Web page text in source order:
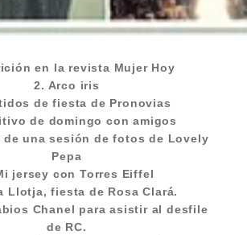
en la revista Mujer Hoy
2. Arco iris
de fiesta de Pronovias
de domingo con amigos
de una sesión de fotos de Lovely
Pepa
jersey con Torres Eiffel
Llotja, fiesta de Rosa Clará.
Chanel para asistir al desfile
de RC.